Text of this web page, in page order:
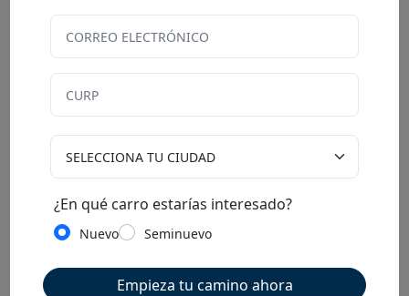
con la posibilida de solo transportar 4 pasajeros.
También, es algo limitado el espacio en cajuela. Y, la
autonomía de autos eléctricos que proporcionan se
encuentra en el rango bajo del máximo desempeño.
Comparación con autos a gasolina
eficientes
Ahora bien, si comparamos modelos eléctricos, como
los anteriormente descritos, es posible que
observemos que los beneficios se reducen,
algunos modelos de bajo consumo, que se pueden
encontrar para financiamiento con Floty, son:
¿En qué carro estarías interesado?
Nuevo Seminuevo
Empieza tu camino ahora